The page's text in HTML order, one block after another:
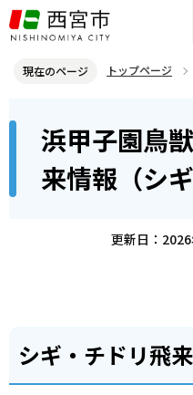
こ
の
ジ
頭
現在のページ トップページ
浜甲子園鳥獣保護区野鳥飛来情
浜甲子園鳥
来情報（シ
更新日：
シギ・チドリ飛